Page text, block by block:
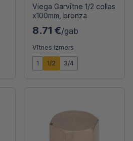
Viega Garvītne 1/2 collas
x100mm, bronza
8.71 €/gab
Vītnes izmers
1 1/2 3/4